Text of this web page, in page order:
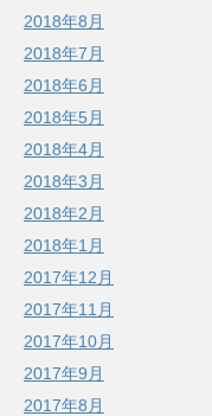
2018年8月
2018年7月
2018年6月
2018年5月
2018年4月
2018年3月
2018年2月
2018年1月
2017年12月
2017年11月
2017年10月
2017年9月
2017年8月